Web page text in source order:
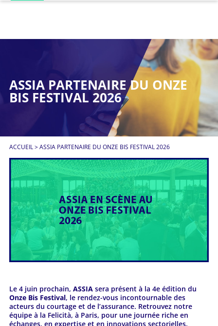
ASSIA PARTENAIRE DU ONZE
BIS FESTIVAL 2026
ACCUEIL>ASSIA PARTENAIRE DU ONZE BIS FESTIVAL 2026
Le 4 juin prochain, ASSIAsera présent à la 4e édition du
Onze Bis Festival, le rendez-vous incontournable des
acteurs du courtage et de l’assurance. Retrouvez notre
équipe à la Felicità, à Paris, pour une journée riche en
échanges, en expertise et en innovations sectorielles.